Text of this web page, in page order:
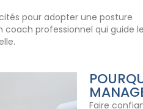
pour adopter une posture
professionnel qui guide le
Faire